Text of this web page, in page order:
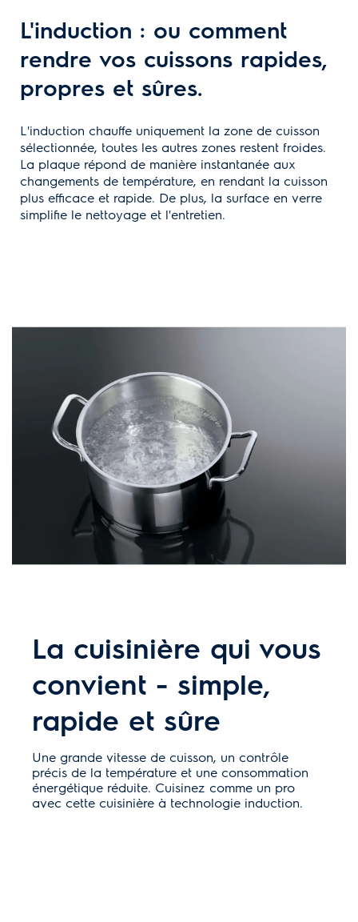
L'induction : ou comment
rendre vos cuissons rapides,
propres et sûres.
L'induction chauffe uniquement la zone de cuisson
sélectionnée, toutes les autres zones restent froides.
La plaque répond de manière instantanée aux
changements de température, en rendant la cuisson
plus efficace et rapide. De plus, la surface en verre
simplifie le nettoyage et l'entretien.
La cuisinière qui vous
convient - simple,
rapide et sûre
Une grande vitesse de cuisson, un contrôle
précis de la température et une consommation
énergétique réduite. Cuisinez comme un pro
avec cette cuisinière à technologie induction.